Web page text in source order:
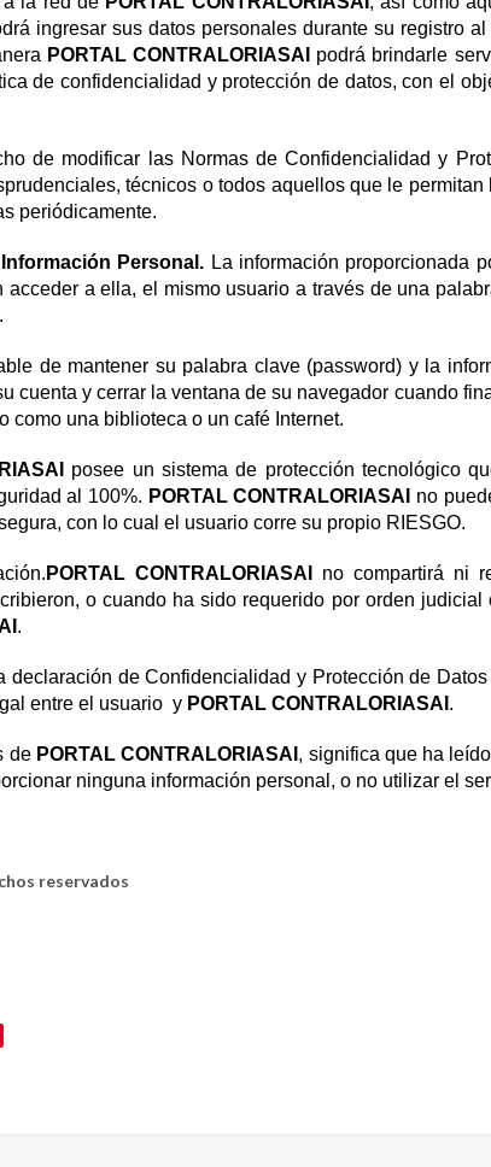
ingresar sus datos personales durante su registro
PORTAL CONTRALORIASAI podrá brindarle
de confidencialidad y protección de datos, con el
de modificar las Normas de Confidencialidad y
técnicos o todos aquellos que le
periódicamente.
Personal. La información proporcionada
acceder a ella, el mismo usuario a través de una
de mantener su palabra clave (password) y la
cuenta y cerrar la ventana de su navegador cuando
como una biblioteca o un café Internet.
posee un sistema de protección tecnológico
al 100%. PORTAL CONTRALORIASAI no
con lo cual el usuario corre su propio RIESGO.
PORTAL CONTRALORIASAI no compartirá ni
o cuando ha sido requerido por orden
.
declaración de Confidencialidad y Protección de
entre el usuario y PORTAL CONTRALORIASAI .
de PORTAL CONTRALORIASAI , significa que ha
ninguna información personal, o no utilizar el
reservados